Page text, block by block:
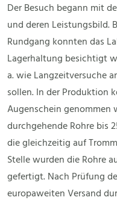
Der Besuch begann mit
und deren Leistungsbild.
Rundgang konnten das
Lagerhaltung besichtigt
a. wie Langzeitversuche
sollen. In der Produktion
Augenschein genommen
durchgehende Rohre bis
die gleichzeitig auf
Stelle wurden die Rohre
gefertigt. Nach Prüfung
europaweiten Versand